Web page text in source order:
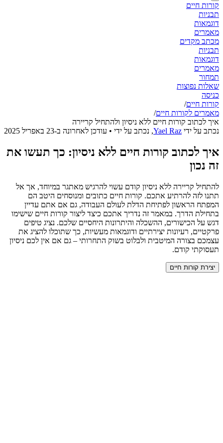
קורות חיים
תבניות
דוגמאות
מאמרים
מכתב מקדים
תבניות
דוגמאות
מאמרים
תמחור
שאלות נפוצות
כניסה
קורות חיים/
מאמרים לקורות חיים/
איך לכתוב קורות חיים ללא ניסיון ולהתחיל קריירה
נכתב על ידי Yael Raz
, נכתב על ידי • עודכן לאחרונה ב-23 באפריל 2025
איך לכתוב קורות חיים ללא ניסיון: כך תעשו את
זה נכון
להתחיל קריירה ללא ניסיון קודם עשוי להרגיש מאתגר במיוחד, אך אל
תתנו לזה להרתיע אתכם. קורות חיים כתובים ומנוסחים היטב הם
המפתח הראשון לפתיחת הדלת לעולם העבודה, גם אם אתם עדיין
בתחילת הדרך. במאמר זה נדריך אתכם כיצד ליצור קורות חיים שישימו
דגש על הכישורים, ההשכלה והיתרונות היחסיים שלכם. נציג טיפים
פרקטיים, רעיונות יצירתיים ודוגמאות מעשיות, כך שתוכלו להציג את
עצמכם בצורה המיטבית ולבלוט בשוק התחרותי – גם אם אין לכם ניסיון
תעסוקתי קודם.
יצירת קורות חיים